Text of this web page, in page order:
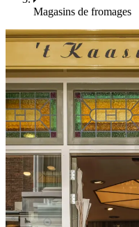
Magasins de fromages